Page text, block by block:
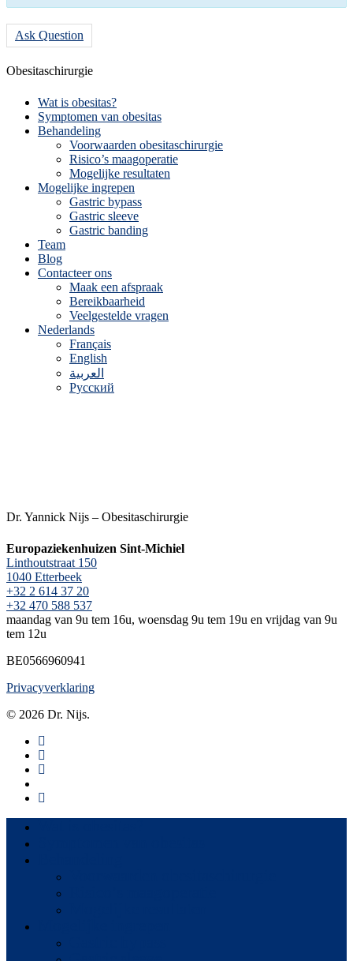
Ask Question
Obesitaschirurgie
Wat is obesitas?
Symptomen van obesitas
Behandeling
Voorwaarden obesitaschirurgie
Risico’s maagoperatie
Mogelijke resultaten
Mogelijke ingrepen
Gastric bypass
Gastric sleeve
Gastric banding
Team
Blog
Contacteer ons
Maak een afspraak
Bereikbaarheid
Veelgestelde vragen
Nederlands
Français
English
العربية
Русский
Dr. Yannick Nijs – Obesitaschirurgie
Europaziekenhuizen Sint-Michiel
Linthoutstraat 150
1040 Etterbeek
+32 2 614 37 20
+32 470 588 537
maandag van 9u tem 16u, woensdag 9u tem 19u en vrijdag van 9u
tem 12u
BE0566960941
Privacyverklaring
© 2026 Dr. Nijs.